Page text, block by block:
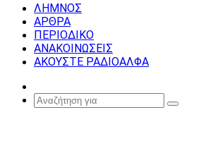
ΛΗΜΝΟΣ
ΑΡΘΡΑ
ΠΕΡΙΟΔΙΚΟ
ΑΝΑΚΟΙΝΩΣΕΙΣ
ΑΚΟΥΣΤΕ ΡΑΔΙΟΑΛΦΑ
Article
Αναζήτηση